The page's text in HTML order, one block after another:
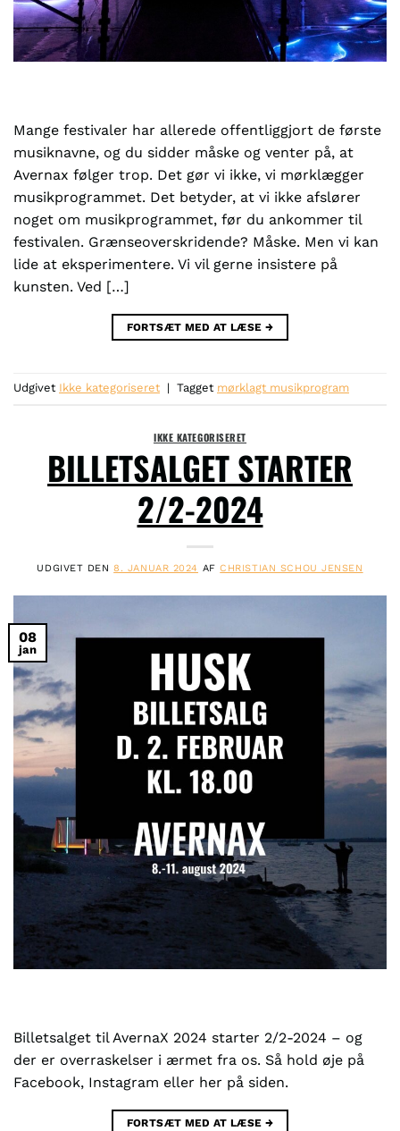
Mange festivaler har allerede offentliggjort de første
musiknavne, og du sidder måske og venter på, at
Avernax følger trop. Det gør vi ikke, vi mørklægger
musikprogrammet. Det betyder, at vi ikke afslører
noget om musikprogrammet, før du ankommer til
festivalen. Grænseoverskridende? Måske. Men vi kan
lide at eksperimentere. Vi vil gerne insistere på
kunsten. Ved […]
FORTSÆT MED AT LÆSE →
Udgivet Ikke kategoriseret | Tagget mørklagt musikprogram
IKKE KATEGORISERET
BILLETSALGET STARTER
2/2-2024
UDGIVET DEN8. JANUAR 2024 AFCHRISTIAN SCHOU JENSEN
08
jan
Billetsalget til AvernaX 2024 starter 2/2-2024 – og
der er overraskelser i ærmet fra os. Så hold øje på
Facebook, Instagram eller her på siden.
FORTSÆT MED AT LÆSE →